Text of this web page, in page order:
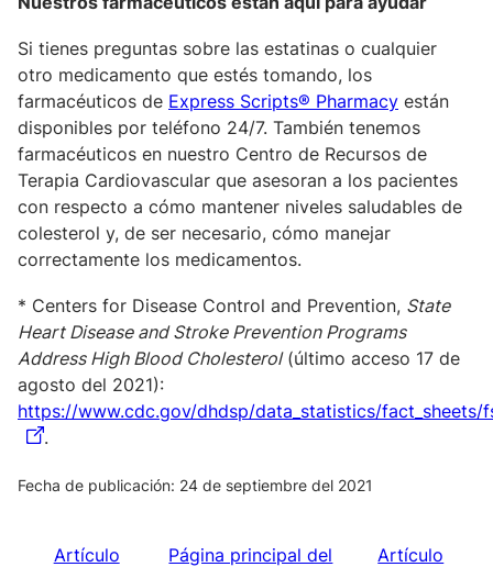
Si tienes preguntas sobre las estatinas o cualquier
otro medicamento que estés tomando, los
farmacéuticos de Express Scripts® Pharmacy están
disponibles por teléfono 24/7. También tenemos
farmacéuticos en nuestro Centro de Recursos de
Terapia Cardiovascular que asesoran a los pacientes
con respecto a cómo mantener niveles saludables de
colesterol y, de ser necesario, cómo manejar
correctamente los medicamentos.
* Centers for Disease Control and Prevention, State
Heart Disease and Stroke Prevention Programs
Address High Blood Cholesterol(último acceso 17 de
agosto del 2021):
https://www.cdc.gov/dhdsp/data_statistics/fact_sheets/
.
Fecha de publicación: 24 de septiembre del 2021
Artículo
Página principal del
Artículo